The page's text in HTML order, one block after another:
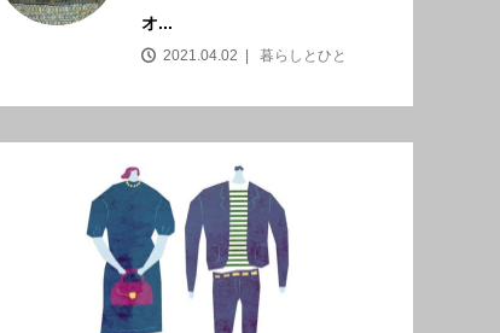
オ...
2021.04.02 暮らしとひと